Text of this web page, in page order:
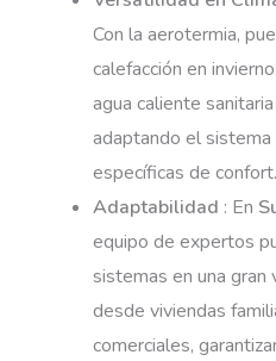
Con la aerotermia,
calefacción en
agua caliente
adaptando el
específicas de confort.
Adaptabilidad : En
equipo de expertos
sistemas en una gran
desde viviendas
comerciales,